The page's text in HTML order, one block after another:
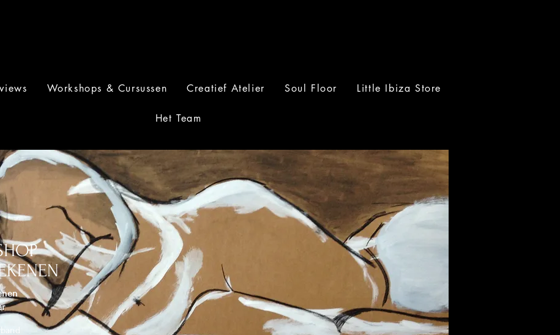
Workshops & Cursussen Creatief Atelier Soul Floor Little Ibiza Store
Het Team